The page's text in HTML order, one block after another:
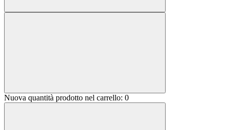
Nuova quantità prodotto nel carrello: 0